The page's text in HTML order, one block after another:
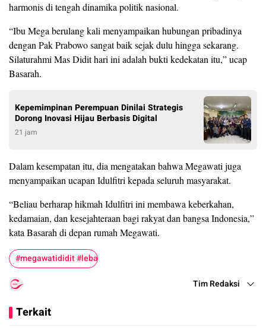
harmonis di tengah dinamika politik nasional.
“Ibu Mega berulang kali menyampaikan hubungan pribadinya
dengan Pak Prabowo sangat baik sejak dulu hingga sekarang.
Silaturahmi Mas Didit hari ini adalah bukti kedekatan itu,” ucap
Basarah.
Kepemimpinan Perempuan Dinilai Strategis
Dorong Inovasi Hijau Berbasis Digital
21 jam
Dalam kesempatan itu, dia mengatakan bahwa Megawati juga
menyampaikan ucapan Idulfitri kepada seluruh masyarakat.
“Beliau berharap hikmah Idulfitri ini membawa keberkahan,
kedamaian, dan kesejahteraan bagi rakyat dan bangsa Indonesia,”
kata Basarah di depan rumah Megawati.
#megawatididit #lebaran
Tim Redaksi
Terkait